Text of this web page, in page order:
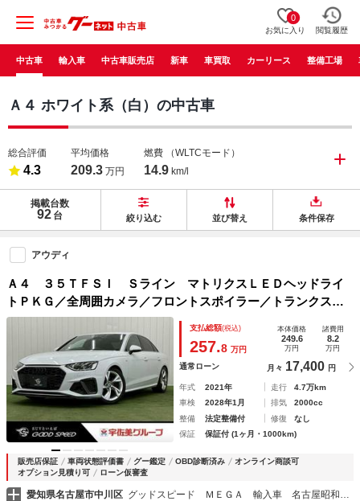
0
お気に入り 閲覧履歴
中古車 輸入車 中古車販売店 新車 車買取 カーリース 整備工場
Ａ４ ホワイト系（白）の中古車
総合評価
4.3
平均価格
209.3 万円
燃費 （WLTCモード）
14.9 km/l
掲載台数
92 台 絞り込む 並び替え 条件保存
アウディ
Ａ４ ３５ＴＦＳＩ Ｓライン マトリクスＬＥＤヘッドライ
トＰＫＧ／全周囲カメラ／フロントスポイラー／トランクスポ
イラー／車高調／フルセグＴＶ／シートヒーター／ワイヤレス
充電／パーキングアシスト／クリアランスソナー／ドライブレ
コーダ
支払総額(税込)
257.8 万円
本体価格
249.6
万円
諸費用
8.2
万円
通常ローン 月々 17,400 円
年式 2021年 走行
4.7万km
車検
2028年1月 排気
2000cc
整備
法定整備付 修復
なし
保証
保証付 (1ヶ月・1000km)
販売店保証 車両状態評価書 グー鑑定 OBD診断済み
オンライン商談可
オプション見積り可
ローン仮審査
愛知県名古屋市中川区 グッドスピード ＭＥＧＡ 輸入車 名古屋昭和橋店